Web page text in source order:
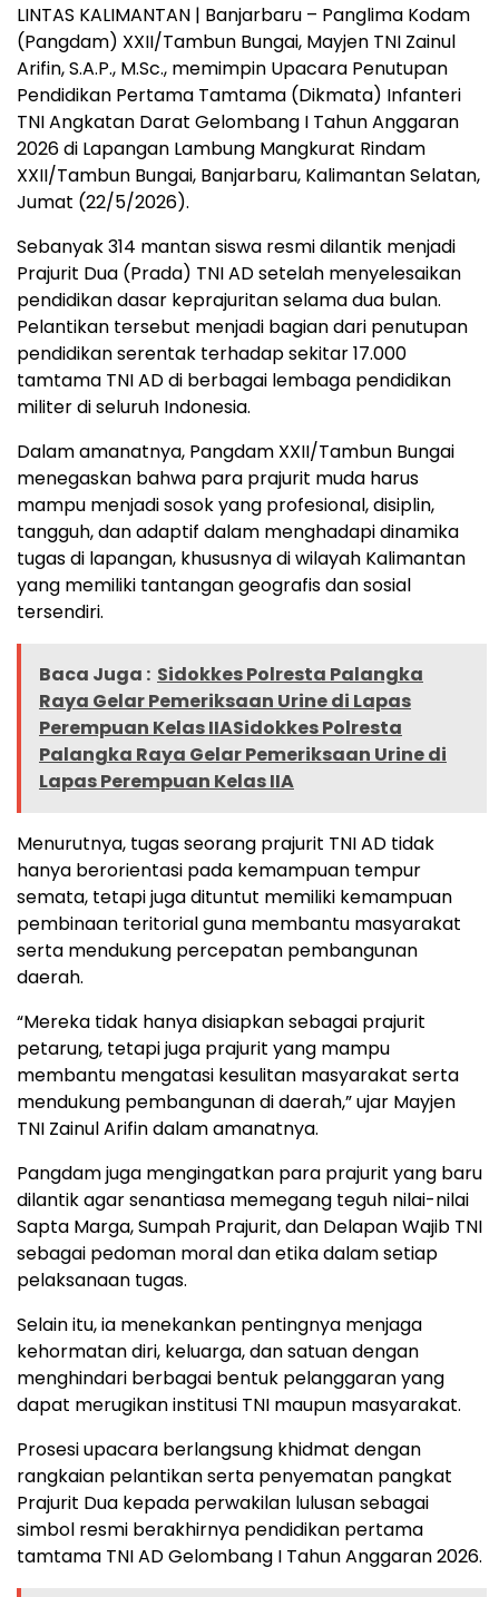
LINTAS KALIMANTAN | Banjarbaru – Panglima Kodam
(Pangdam) XXII/Tambun Bungai, Mayjen TNI Zainul
Arifin, S.A.P., M.Sc., memimpin Upacara Penutupan
Pendidikan Pertama Tamtama (Dikmata) Infanteri
TNI Angkatan Darat Gelombang I Tahun Anggaran
2026 di Lapangan Lambung Mangkurat Rindam
XXII/Tambun Bungai, Banjarbaru, Kalimantan Selatan,
Jumat (22/5/2026).
Sebanyak 314 mantan siswa resmi dilantik menjadi
Prajurit Dua (Prada) TNI AD setelah menyelesaikan
pendidikan dasar keprajuritan selama dua bulan.
Pelantikan tersebut menjadi bagian dari penutupan
pendidikan serentak terhadap sekitar 17.000
tamtama TNI AD di berbagai lembaga pendidikan
militer di seluruh Indonesia.
Dalam amanatnya, Pangdam XXII/Tambun Bungai
menegaskan bahwa para prajurit muda harus
mampu menjadi sosok yang profesional, disiplin,
tangguh, dan adaptif dalam menghadapi dinamika
tugas di lapangan, khususnya di wilayah Kalimantan
yang memiliki tantangan geografis dan sosial
tersendiri.
Baca Juga : Sidokkes Polresta Palangka
Raya Gelar Pemeriksaan Urine di Lapas
Perempuan Kelas IIASidokkes Polresta
Palangka Raya Gelar Pemeriksaan Urine di
Lapas Perempuan Kelas IIA
Menurutnya, tugas seorang prajurit TNI AD tidak
hanya berorientasi pada kemampuan tempur
semata, tetapi juga dituntut memiliki kemampuan
pembinaan teritorial guna membantu masyarakat
serta mendukung percepatan pembangunan
daerah.
“Mereka tidak hanya disiapkan sebagai prajurit
petarung, tetapi juga prajurit yang mampu
membantu mengatasi kesulitan masyarakat serta
mendukung pembangunan di daerah,” ujar Mayjen
TNI Zainul Arifin dalam amanatnya.
Pangdam juga mengingatkan para prajurit yang baru
dilantik agar senantiasa memegang teguh nilai-nilai
Sapta Marga, Sumpah Prajurit, dan Delapan Wajib TNI
sebagai pedoman moral dan etika dalam setiap
pelaksanaan tugas.
Selain itu, ia menekankan pentingnya menjaga
kehormatan diri, keluarga, dan satuan dengan
menghindari berbagai bentuk pelanggaran yang
dapat merugikan institusi TNI maupun masyarakat.
Prosesi upacara berlangsung khidmat dengan
rangkaian pelantikan serta penyematan pangkat
Prajurit Dua kepada perwakilan lulusan sebagai
simbol resmi berakhirnya pendidikan pertama
tamtama TNI AD Gelombang I Tahun Anggaran 2026.